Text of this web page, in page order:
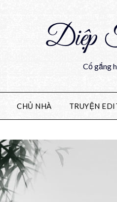
Diệp
Cố gắng
CHỦ NHÀ TRUYỆN